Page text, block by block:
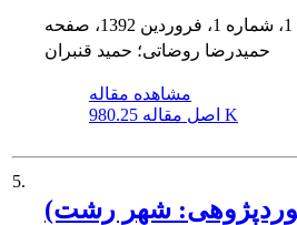
حمیدرضا روضاتی؛ حمید قنبران
مشاهده مقاله
اصل مقاله 980.25 K
5.
شهر رشت)